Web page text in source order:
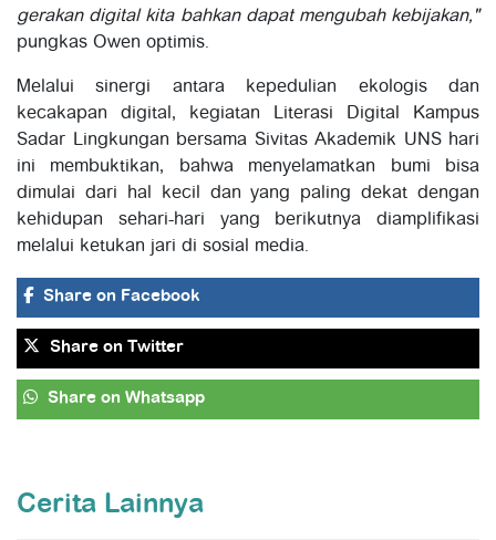
gerakan digital kita bahkan dapat mengubah kebijakan,"
pungkas Owen optimis.
Melalui sinergi antara kepedulian ekologis dan
kecakapan digital, kegiatan Literasi Digital Kampus
Sadar Lingkungan bersama Sivitas Akademik UNS hari
ini membuktikan, bahwa menyelamatkan bumi bisa
dimulai dari hal kecil dan yang paling dekat dengan
kehidupan sehari-hari yang berikutnya diamplifikasi
melalui ketukan jari di sosial media.
Share on Facebook
Share on Twitter
Share on Whatsapp
Cerita Lainnya